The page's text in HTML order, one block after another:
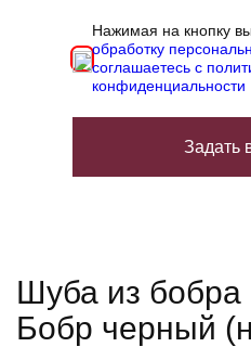
Нажимая на кнопку
обработку
соглашаетесь с
конфиденциальности
Задать
Шуба из бобра
Бобр черный